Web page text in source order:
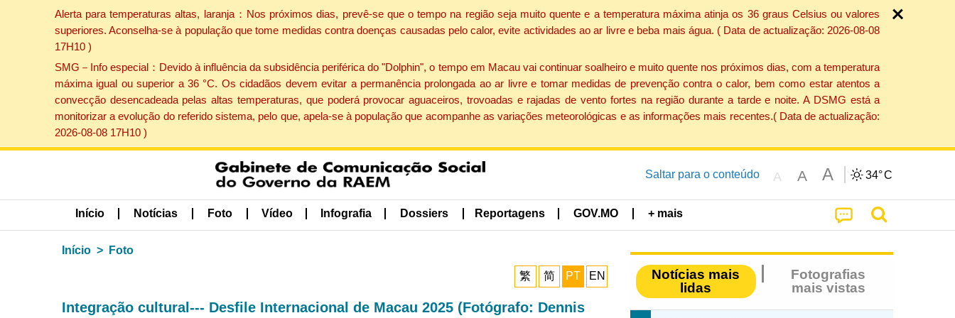
Alerta para temperaturas altas, laranja：Nos próximos dias, prevê-se que o tempo na região seja muito quente e a temperatura máxima atinja os 36 graus Celsius ou valores
superiores. Aconselha-se à população que tome medidas contra doenças causadas pelo calor, evite actividades ao ar livre e beba mais água. ( Data de actualização: 2026-08-08
17H10 )
SMG－Info especial：Devido à influência da subsidência periférica do "Dolphin", o tempo em Macau vai continuar soalheiro e muito quente nos próximos dias, com a temperatura
máxima igual ou superior a 36 °C. Os cidadãos devem evitar a permanência prolongada ao ar livre e tomar medidas de prevenção contra o calor, bem como estar atentos a
convecção desencadeada pelas altas temperaturas, que poderá provocar aguaceiros, trovoadas e rajadas de vento fortes na região durante a tarde e noite. A DSMG está a
monitorizar a evolução do referido sistema, pelo que, apela-se à população que acompanhe as variações meteorológicas e as informações mais recentes.( Data de actualização:
2026-08-08 17H10 )
Saltar para o conteúdo A A A 34°C
Início Notícias Foto Vídeo Infografia Dossiers Reportagens GOV.MO + mais
Início Foto
繁 简 PT EN
Integração cultural--- Desfile Internacional de Macau 2025 (Fotógrafo: Dennis
Notícias mais
lidas
Fotografias
mais vistas